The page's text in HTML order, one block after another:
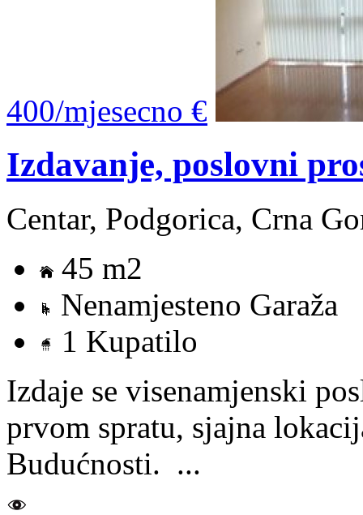
400/mjesecno €
Izdavanje, poslovni
Centar, Podgorica, Crna
45 m2
Nenamjesteno Garaža
1 Kupatilo
Izdaje se visenamjenski
prvom spratu, sjajna
Budućnosti. ...